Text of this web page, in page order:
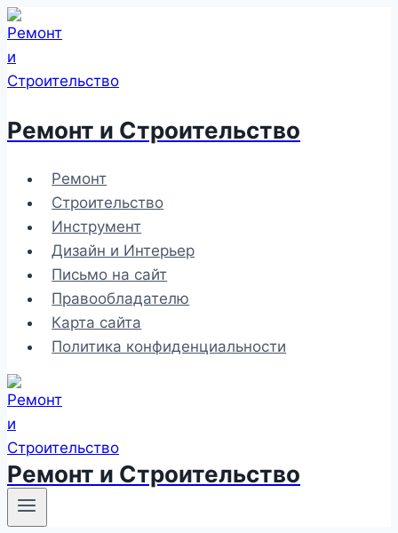
Перейти
к
содержимому
Ремонт и Строительство
Ремонт
Строительство
Инструмент
Дизайн и Интерьер
Письмо на сайт
Правообладателю
Карта сайта
Политика конфиденциальности
Ремонт и Строительство